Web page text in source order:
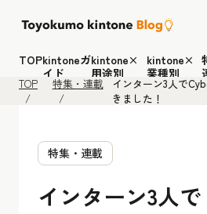
TOPkintoneガ
イド
kintone×
用途別
kintone×
業種別
TOP 特集・連載
インターン3人で
きました！
特集・連載
インターン3人で